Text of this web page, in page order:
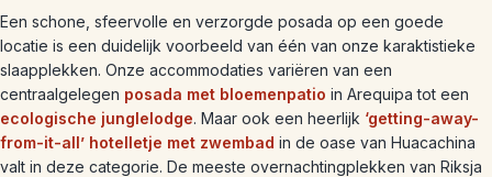
Een schone, sfeervolle en verzorgde posada op een goede
locatie is een duidelijk voorbeeld van één van onze karaktistieke
slaapplekken. Onze accommodaties variëren van een
centraalgelegen posada met bloemenpatio in Arequipa tot een
ecologische junglelodge. Maar ook een heerlijk ‘getting-away-
from-it-all’ hotelletje met zwembad in de oase van Huacachina
valt in deze categorie. De meeste overnachtingplekken van Riksja